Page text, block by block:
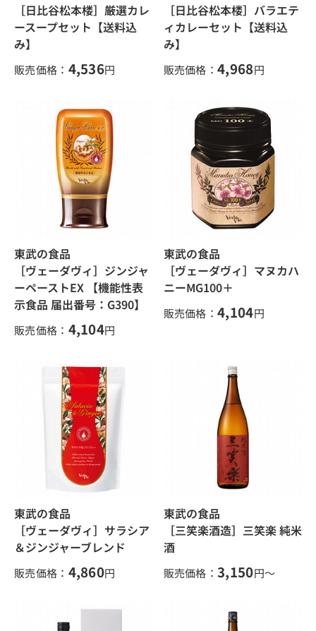
［日比谷松本楼］厳選カレ
ースープセット【送料込
み】
販売価格： 4,536円
［日比谷松本楼］バラエテ
ィカレーセット【送料込
み】
販売価格： 4,968円
東武の食品
［ヴェーダヴィ］ジンジャ
ーペーストEX 【機能性表
示食品 届出番号：G390】
販売価格： 4,104円
東武の食品
［ヴェーダヴィ］マヌカハ
ニーMG100＋
販売価格： 4,104円
東武の食品
［ヴェーダヴィ］サラシア
＆ジンジャーブレンド
販売価格： 4,860円
東武の食品
［三笑楽酒造］三笑楽 純米
酒
販売価格： 3,150円～